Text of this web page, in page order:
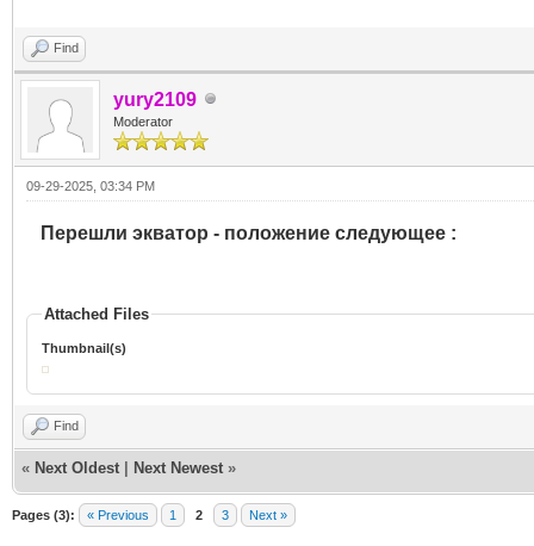
Find
yury2109
Moderator
09-29-2025, 03:34 PM
Перешли экватор - положение следующее :
Attached Files
Thumbnail(s)
Find
« Next Oldest Next Newest »
Pages (3): « Previous 1 2 3 Next »